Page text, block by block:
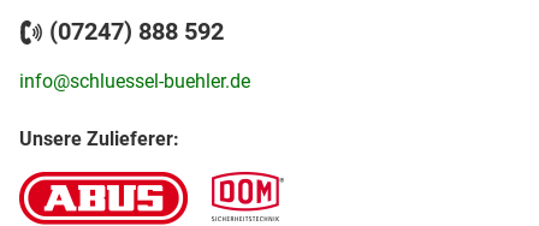
(07247) 888 592
info@schluessel-buehler.de
Unsere Zulieferer: